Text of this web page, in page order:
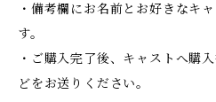
・備考欄にお名前とお好きなキ
す。
・ご購入完了後、キャストへ購
どをお送りください。